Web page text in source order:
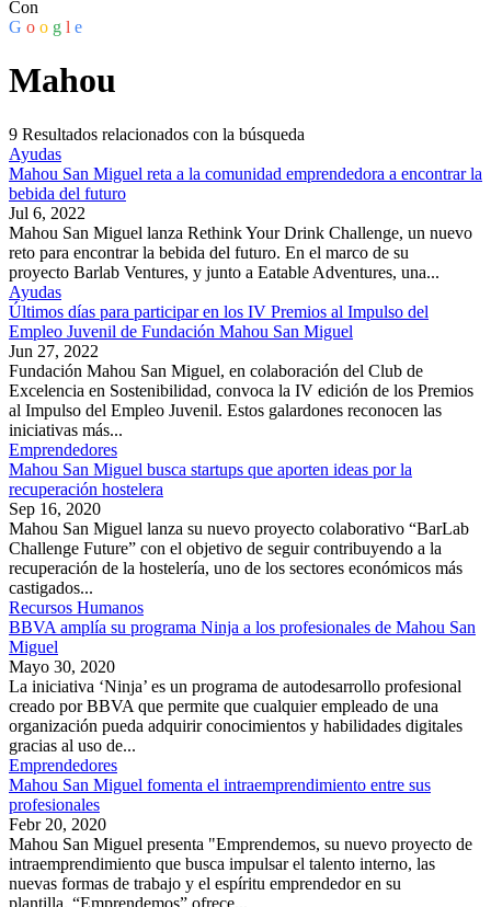
Con
G o o g l e
Mahou
9 Resultados relacionados con la búsqueda
Ayudas
Mahou San Miguel reta a la comunidad emprendedora a encontrar la
bebida del futuro
Jul 6, 2022
Mahou San Miguel lanza Rethink Your Drink Challenge, un nuevo
reto para encontrar la bebida del futuro. En el marco de su
proyecto Barlab Ventures, y junto a Eatable Adventures, una...
Ayudas
Últimos días para participar en los IV Premios al Impulso del
Empleo Juvenil de Fundación Mahou San Miguel
Jun 27, 2022
Fundación Mahou San Miguel, en colaboración del Club de
Excelencia en Sostenibilidad, convoca la IV edición de los Premios
al Impulso del Empleo Juvenil. Estos galardones reconocen las
iniciativas más...
Emprendedores
Mahou San Miguel busca startups que aporten ideas por la
recuperación hostelera
Sep 16, 2020
Mahou San Miguel lanza su nuevo proyecto colaborativo “BarLab
Challenge Future” con el objetivo de seguir contribuyendo a la
recuperación de la hostelería, uno de los sectores económicos más
castigados...
Recursos Humanos
BBVA amplía su programa Ninja a los profesionales de Mahou San
Miguel
Mayo 30, 2020
La iniciativa ‘Ninja’ es un programa de autodesarrollo profesional
creado por BBVA que permite que cualquier empleado de una
organización pueda adquirir conocimientos y habilidades digitales
gracias al uso de...
Emprendedores
Mahou San Miguel fomenta el intraemprendimiento entre sus
profesionales
Febr 20, 2020
Mahou San Miguel presenta "Emprendemos, su nuevo proyecto de
intraemprendimiento que busca impulsar el talento interno, las
nuevas formas de trabajo y el espíritu emprendedor en su
plantilla. “Emprendemos” ofrece...